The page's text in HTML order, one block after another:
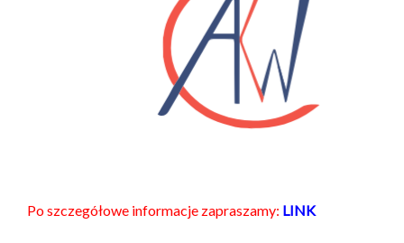
Po szczegółowe informacje zapraszamy: LINK